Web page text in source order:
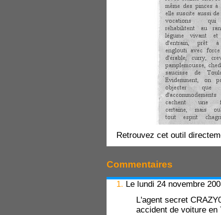
Retrouvez cet outil
Commentaires
1. Le lundi 24 novembre
L'agent secret
accident de voiture en